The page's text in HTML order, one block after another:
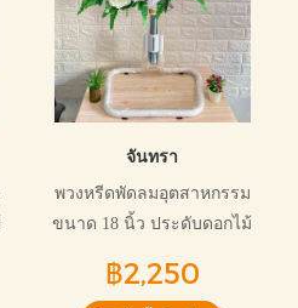
จันทรา
พวงหรีดพัดลมอุตสาหกรรม
ขนาด 18 นิ้ว ประดับดอกไม้
เหมาะกับการไว้อาลัยทุกแบบ
฿2,250